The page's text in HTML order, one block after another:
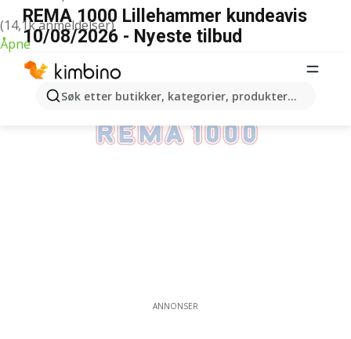
(14,1k anmeldelser)
Åpne
Søk etter butikker, kategorier, produkter...
REMA 1000 Lillehammer kundeavis
10/08/2026 - Nyeste tilbud
ANNONSER